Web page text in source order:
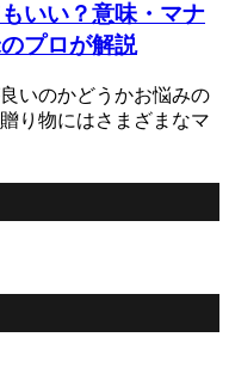
いい？意味・マナ
プロが解説
いのかどうかお悩みの
り物にはさまざまなマ